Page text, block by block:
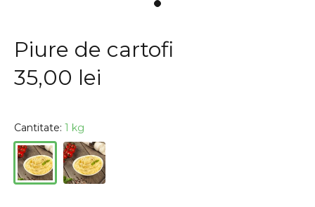
Piure de cartofi
35,00 lei
Cantitate: 1 kg